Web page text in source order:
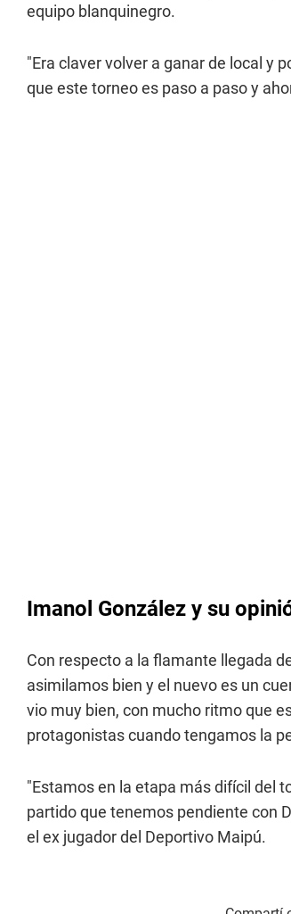
equipo blanquinegro.
"Era claver volver a ganar de local y
que este torneo es paso a paso y
Imanol González y su
Con respecto a la flamante llegada
asimilamos bien y el nuevo es un
vio muy bien, con mucho ritmo que
protagonistas cuando tengamos la
"Estamos en la etapa más difícil del
partido que tenemos pendiente con
el ex jugador del Deportivo Maipú.